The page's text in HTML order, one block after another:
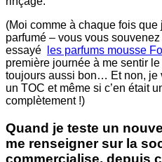
(Moi comme à chaque fois
parfumé – vous vous
essayé
les parfums mousse
première journée à me sentir
toujours aussi bon… Et non, je
un TOC et même si c’en était
complètement !)
Quand je teste un
me renseigner sur la
commercialise, depuis